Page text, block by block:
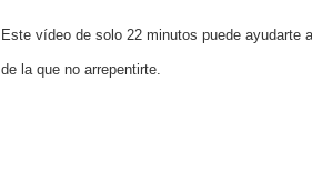
Este vídeo de solo 22 minutos puede ayudarte
de la que no arrepentirte.